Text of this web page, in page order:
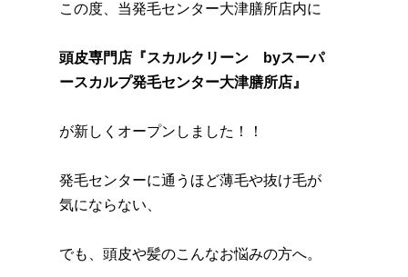
この度、当発毛センター大津膳所店内に
頭皮専門店『スカルクリーン byスーパ
ースカルプ発毛センター大津膳所店』
が新しくオープンしました！！
発毛センターに通うほど薄毛や抜け毛が
気にならない、
でも、頭皮や髪のこんなお悩みの方へ。